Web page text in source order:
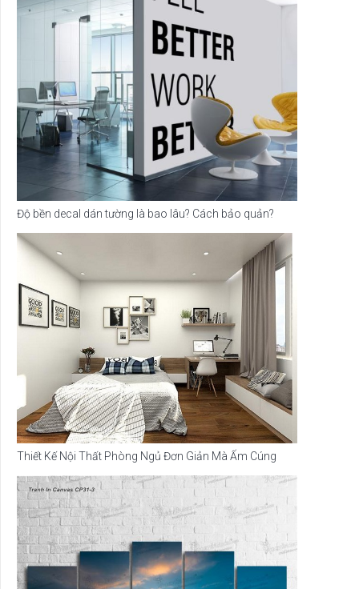
Độ bền decal dán tường là bao lâu? Cách bảo quản?
Thiết Kế Nội Thất Phòng Ngủ Đơn Giản Mà Ấm Cúng